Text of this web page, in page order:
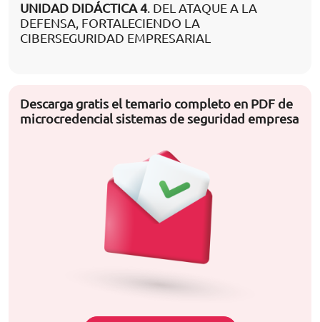
UNIDAD DIDÁCTICA 4. DEL ATAQUE A LA
DEFENSA, FORTALECIENDO LA
CIBERSEGURIDAD EMPRESARIAL
Descarga gratis el temario completo en PDF de
microcredencial sistemas de seguridad empresa